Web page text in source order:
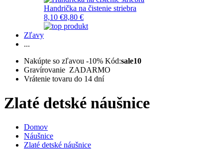
Handrička na čistenie striebra
8,10 €8,80 €
Zľavy
...
Nakúpte so zľavou -10% Kód:sale10
Gravírovanie ZADARMO
Vrátenie tovaru do 14 dní
Zlaté detské náušnice
Domov
Náušnice
Zlaté detské náušnice